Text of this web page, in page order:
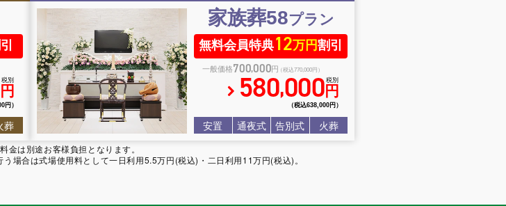
円
税別
円）
葬
家族葬58プラン
無料会員特典12万円割引
一般価格700,000円 （税込770,000円）
580,000円
税別
（税込638 000円）
安置 通夜式 告別式 火葬
は別途お客様負担となります。
場合は式場使用料として一日利用5.5万円(税込)・二日利用11万円(税込)。